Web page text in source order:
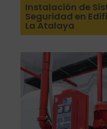
Instalación de
Seguridad en
La Atalaya